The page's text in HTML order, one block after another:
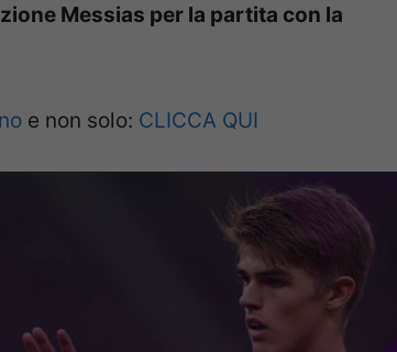
Messias per la partita con la
e non solo: CLICCA QUI